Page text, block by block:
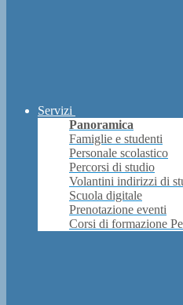
Servizi
Panoramica
Famiglie e studenti
Personale scolastico
Percorsi di studio
Volantini indirizzi di
Scuola digitale
Prenotazione eventi
Corsi di formazione